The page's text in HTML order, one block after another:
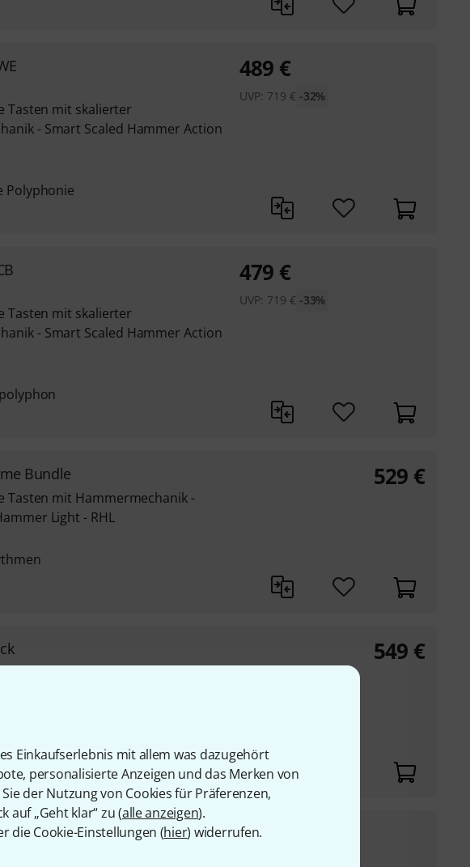
Einkaufserlebnis mit allem was dazugehört
personalisierte Anzeigen und das Merken von
der Nutzung von Cookies für Präferenzen,
auf „Geht klar“ zu (alle anzeigen).
die Cookie-Einstellungen (hier) widerrufen.
Tasten mit skalierter
- Smart Scaled Hammer Action
Polyphonie
489 €
UVP: 719 € -32%
Tasten mit skalierter
- Smart Scaled Hammer Action
479 €
UVP: 719 € -33%
Bundle
Tasten mit Hammermechanik -
Light - RHL
529 €
549 €
529